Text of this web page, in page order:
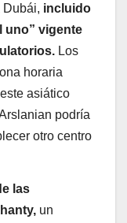
Dubái, incluido
uno” vigente
Los
horaria
asiático
podría
otro centro
las
un